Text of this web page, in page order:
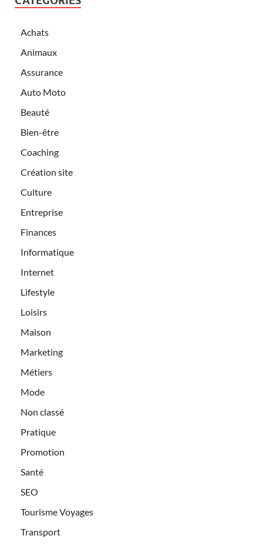
Achats
Animaux
Assurance
Auto Moto
Beauté
Bien-être
Coaching
Création site
Culture
Entreprise
Finances
Informatique
Internet
Lifestyle
Loisirs
Maison
Marketing
Métiers
Mode
Non classé
Pratique
Promotion
Santé
SEO
Tourisme Voyages
Transport